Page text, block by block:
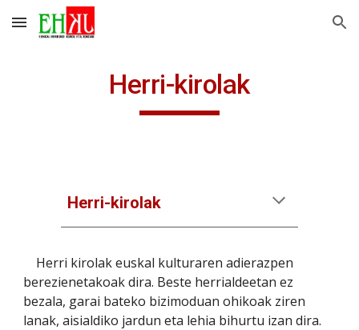
Skip to main content Skip to navigation
Herri-kirolak
Herri-kirolak
berezienetakoak dira. Beste herrialdeetan ez
bezala, garai bateko bizimoduan ohikoak ziren
lanak, aisialdiko jardun eta lehia bihurtu izan dira.